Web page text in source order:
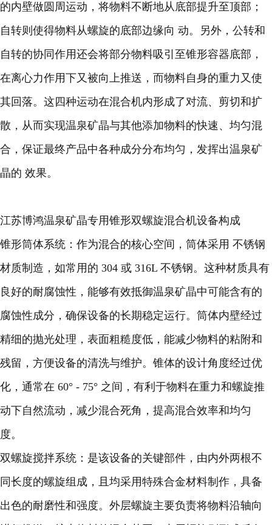
的内壁做圆周运动，将物料不断地从底部提升至顶部；
自转则使得物料从螺旋的底部边缘向 动。另外，公转和
自转的协同作用还会将部分物料吸引至锥形容器底部，
在离心力作用下又被向上推送，而物料自身的重力又使
其回落。这四种运动在混合机内形成了对流、剪切和扩
散，从而实现温泉矿晶与其他添加物料的快速、均匀混
合，保证最终产品中各种成分分布均匀，发挥出温泉矿
晶的 效果。
江苏博鸿温泉矿晶专用锥形双螺旋混合机设备构成
锥形筒体系统：作为混合的核心空间，筒体采用 不锈钢
材质制造，如常用的 304 或 316L 不锈钢。这种材质具有
良好的耐腐蚀性，能够有效抵御温泉矿晶中可能含有的
腐蚀性成分，确保设备的长期稳定运行。筒体内壁经过
精细的抛光处理，表面粗糙度低，能减少物料的粘附和
残留，方便设备的清洗与维护。锥体的设计角度经过优
化，通常在 60° - 75° 之间，有利于物料在重力和螺旋推
动下自然流动，减少混合死角，提高混合效率和均匀
度。
双螺旋搅拌系统：是该设备的关键部件，由内外两根不
同长度的螺旋组成，且均采用特殊合金材料制作，具备
出色的耐磨性和强度。外层螺旋主要负责将物料沿轴向